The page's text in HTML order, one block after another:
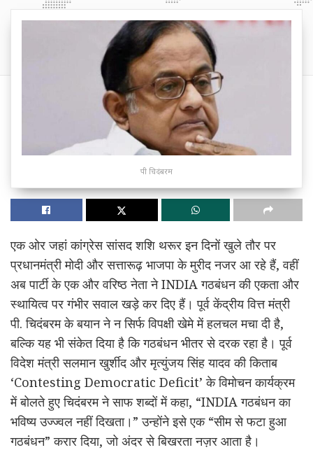
पी चिदंबरम
एक ओर जहां कांग्रेस सांसद शशि थरूर इन दिनों खुले तौर पर
प्रधानमंत्री मोदी और सत्तारूढ़ भाजपा के मुरीद नजर आ रहे हैं, वहीं
अब पार्टी के एक और वरिष्ठ नेता ने INDIA गठबंधन की एकता और
स्थायित्व पर गंभीर सवाल खड़े कर दिए हैं। पूर्व केंद्रीय वित्त मंत्री
पी. चिदंबरम के बयान ने न सिर्फ विपक्षी खेमे में हलचल मचा दी है,
बल्कि यह भी संकेत दिया है कि गठबंधन भीतर से दरक रहा है। पूर्व
विदेश मंत्री सलमान खुर्शीद और मृत्युंजय सिंह यादव की किताब
‘Contesting Democratic Deficit’ के विमोचन कार्यक्रम
में बोलते हुए चिदंबरम ने साफ शब्दों में कहा, “INDIA गठबंधन का
भविष्य उज्ज्वल नहीं दिखता।” उन्होंने इसे एक “सीम से फटा हुआ
गठबंधन” करार दिया, जो अंदर से बिखरता नज़र आता है।